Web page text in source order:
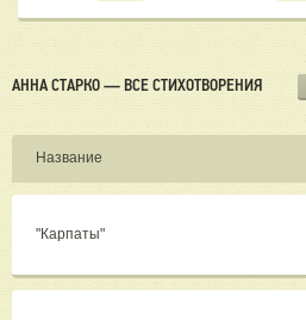
АННА СТАРКО — ВСЕ СТИХОТВОРЕНИЯ
Название
"Карпаты"